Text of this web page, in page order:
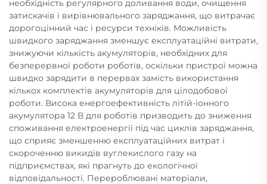
необхідність регулярного доливання води, очищення
затискачів і вирівнювального заряджання, що витрачає
дорогоцінний час і ресурси техніків. Можливість
швидкого заряджання зменшує експлуатаційні витрати,
знижуючи кількість акумуляторів, необхідних для
безперервної роботи роботів, оскільки пристрої можна
швидко зарядити в перервах замість використання
кількох комплектів акумуляторів для цілодобової
роботи. Висока енергоефективність літій-іонного
акумулятора 12 В для роботів призводить до зниження
споживання електроенергії під час циклів заряджання,
що сприяє зменшенню експлуатаційних витрат і
скороченню викидів вуглекислого газу на
підприємствах, які прагнуть до екологічної
відповідальності. Перероблювані матеріали,